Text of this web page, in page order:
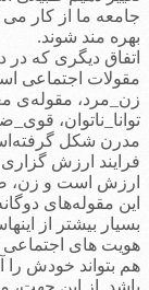
جامعه ما از کار می
بهره مند شوند.
اتفاق دیگری که
مقولات اجتماعی
زن_مرد، مقوله‌ی
توانا_ناتوان،
مدرن شکل
فرایند ارزش
ارزش است و زن،
این مقوله‌های
بسیار بیشتر از
هویت های اجتماعی
هم بتواند خودش
باشد. از این